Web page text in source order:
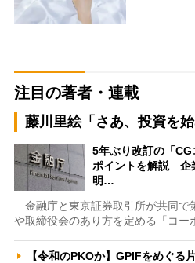
注目の著者・連載
藤川里絵「さあ、投資を始
5年ぶり改訂の「
ポイントを解説 企
明…
金融庁と東京証券取引所が共同で
や取締役会のあり方を定める「コー
【令和のPKOか】GPIFをめぐる